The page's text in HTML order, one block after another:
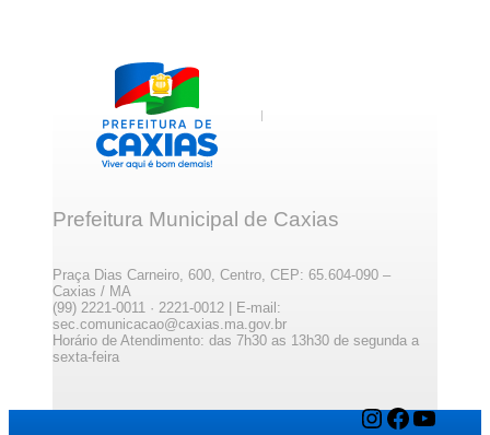
Prefeitura Municipal de Caxias
Praça Dias Carneiro, 600, Centro, CEP: 65.604-090 –
Caxias / MA
(99) 2221-0011 · 2221-0012 | E-mail:
sec.comunicacao@caxias.ma.gov.br
Horário de Atendimento: das 7h30 as 13h30 de segunda a
sexta-feira
InstagramFacebook YouTube